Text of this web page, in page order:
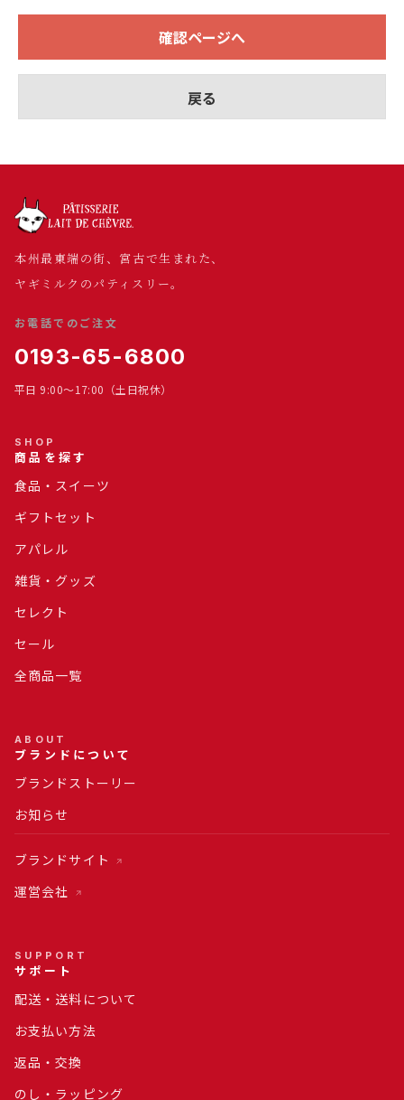
確認ページへ
戻る
本州最東端の街、宮古で生まれた、
ヤギミルクのパティスリー。
お電話でのご注文
0193-65-6800
平日 9:00～17:00（土日祝休）
SHOP
商品を探す
食品・スイーツ
ギフトセット
アパレル
雑貨・グッズ
セレクト
セール
全商品一覧
ABOUT
ブランドについて
ブランドストーリー
お知らせ
ブランドサイト
運営会社
SUPPORT
サポート
配送・送料について
お支払い方法
返品・交換
のし・ラッピング